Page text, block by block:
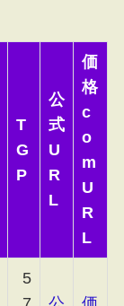
T
G
P
公
式
U
R
L
価
格
c
o
m
U
R
L
5